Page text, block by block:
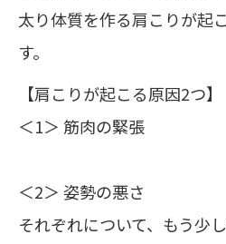
太り体質を作る肩こりが起
す。
【肩こりが起こる原因2つ】
＜1＞ 筋肉の緊張
＜2＞ 姿勢の悪さ
それぞれについて、もう少